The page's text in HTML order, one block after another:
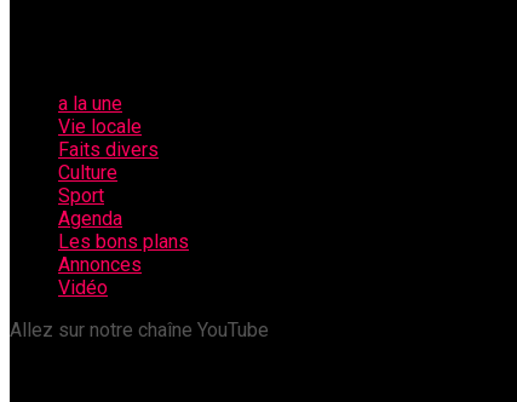
a la une
Vie locale
Faits divers
Culture
Sport
Agenda
Les bons plans
Annonces
Vidéo
Allez sur notre chaîne YouTube